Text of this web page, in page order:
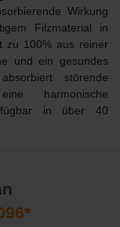
Wirkung
Filzmaterial in
zu 100% aus reiner
und ein gesundes
störende
harmonische
in über 40